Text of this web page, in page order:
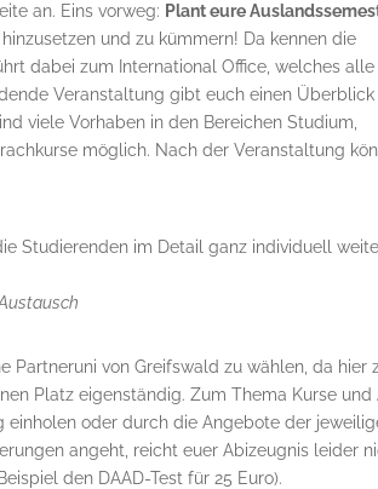
an. Eins vorweg: Plant eure
und zu kümmern! Da kennen die
dabei zum International Office, welches
Veranstaltung gibt euch einen
viele Vorhaben in den Bereichen Studium,
möglich. Nach der Veranstaltung
Studierenden im Detail ganz individuell
Partneruni von Greifswald zu wählen, da hier
Platz eigenständig. Zum Thema Kurse und
einholen oder durch die Angebote der
angeht, reicht euer Abizeugnis leider
den DAAD-Test für 25 Euro).